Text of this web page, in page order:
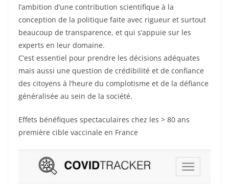
l’ambition d’une contribution scientifique à la
conception de la politique faite avec rigueur et surtout
beaucoup de transparence, et qui s’appuie sur les
experts en leur domaine.
C’est essentiel pour prendre les décisions adéquates
mais aussi une question de crédibilité et de confiance
des citoyens à l’heure du complotisme et de la défiance
généralisée au sein de la société.
Effets bénéfiques spectaculaires chez les > 80 ans
première cible vaccinale en France